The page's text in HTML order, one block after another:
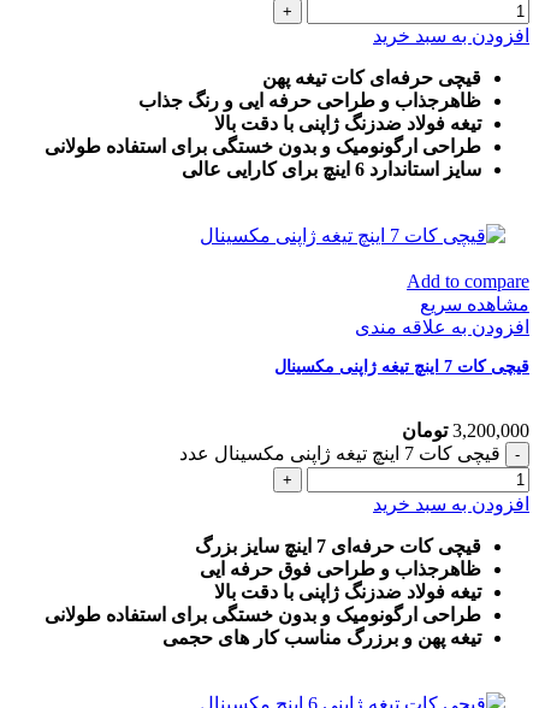
افزودن به سبد خرید
قیچی حرفه‌ای کات تیغه پهن
ظاهرجذاب و طراحی حرفه ایی و رنگ جذاب
تیغه فولاد ضدزنگ ژاپنی با دقت بالا
طراحی ارگونومیک و بدون خستگی برای استفاده طولانی
سایز استاندارد 6 اینچ برای کارایی عالی
Add to compare
مشاهده سریع
افزودن به علاقه مندی
قیچی کات 7 اینچ تیغه ژاپنی مکسینال
3,200,000 تومان
قیچی کات 7 اینچ تیغه ژاپنی مکسینال عدد
افزودن به سبد خرید
قیچی کات حرفه‌ای 7 اینچ سایز بزرگ
ظاهرجذاب و طراحی فوق حرفه ایی
تیغه فولاد ضدزنگ ژاپنی با دقت بالا
طراحی ارگونومیک و بدون خستگی برای استفاده طولانی
تیغه پهن و برزرگ مناسب کار های حجمی